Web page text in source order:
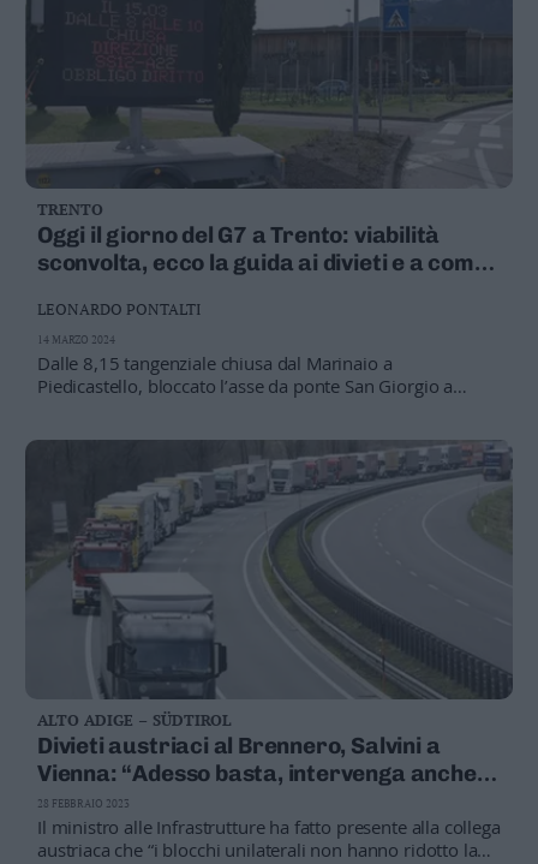
TRENTO
Oggi il giorno del G7 a Trento: viabilità
sconvolta, ecco la guida ai divieti e a come
Dalle 8,15 tangenziale chiusa dal Marinaio a
Piedicastello, bloccato l’asse da ponte San Giorgio a
LEONARDO PONTALTI
14 MARZO 2024
ALTO ADIGE – SÜDTIROL
Divieti austriaci al Brennero, Salvini a
Vienna: “Adesso basta, intervenga anche
l’Ue”
Il ministro alle Infrastrutture ha fatto presente alla collega
austriaca che “i blocchi unilaterali non hanno ridotto la
28 FEBBRAIO 2023